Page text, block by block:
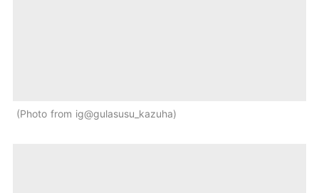
Photo from ig@gulasusu_kazuha